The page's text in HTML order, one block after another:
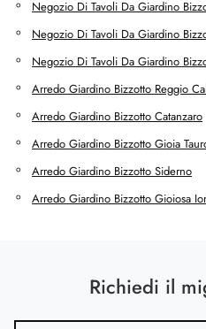
Negozio Di Tavoli Da Giardino
Negozio Di Tavoli Da Giardino
Negozio Di Tavoli Da Giardino
Arredo Giardino Bizzotto Reggio
Arredo Giardino Bizzotto Catanzaro
Arredo Giardino Bizzotto Gioia
Arredo Giardino Bizzotto Siderno
Arredo Giardino Bizzotto Gioiosa
Richiedi il